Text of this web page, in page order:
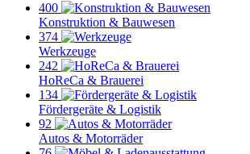
400
Konstruktion & Bauwesen
374
Werkzeuge
242
HoReCa & Brauerei
134
Fördergeräte & Logistik
92
Autos & Motorräder